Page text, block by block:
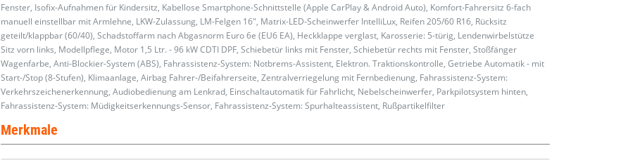
Fenster, Isofix-Aufnahmen für Kindersitz, Kabellose Smartphone-Schnittstelle (Apple CarPlay & Android Auto), Komfort-Fahrersitz 6-fach
manuell einstellbar mit Armlehne, LKW-Zulassung, LM-Felgen 16", Matrix-LED-Scheinwerfer IntelliLux, Reifen 205/60 R16, Rücksitz
geteilt/klappbar (60/40), Schadstoffarm nach Abgasnorm Euro 6e (EU6 EA), Heckklappe verglast, Karosserie: 5-türig, Lendenwirbelstütze
Sitz vorn links, Modellpflege, Motor 1,5 Ltr. - 96 kW CDTI DPF, Schiebetür links mit Fenster, Schiebetür rechts mit Fenster, Stoßfänger
Wagenfarbe, Anti-Blockier-System (ABS), Fahrassistenz-System: Notbrems-Assistent, Elektron. Traktionskontrolle, Getriebe Automatik - mit
Start-/Stop (8-Stufen), Klimaanlage, Airbag Fahrer-/Beifahrerseite, Zentralverriegelung mit Fernbedienung, Fahrassistenz-System:
Verkehrszeichenerkennung, Audiobedienung am Lenkrad, Einschaltautomatik für Fahrlicht, Nebelscheinwerfer, Parkpilotsystem hinten,
Fahrassistenz-System: Müdigkeitserkennungs-Sensor, Fahrassistenz-System: Spurhalteassistent, Rußpartikelfilter
Merkmale